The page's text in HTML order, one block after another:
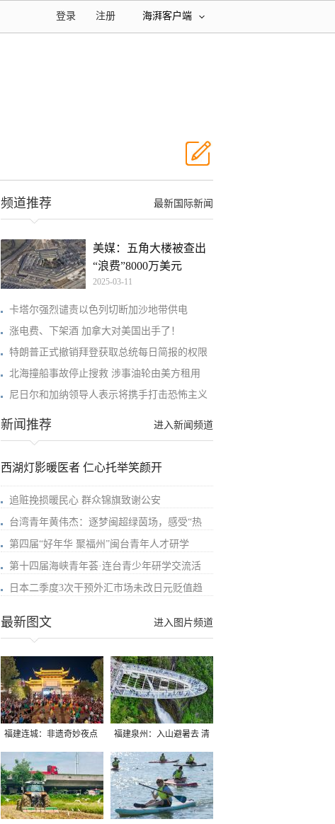
海湃客户端
注册
登录
最新国际新闻
频道推荐
美媒：五角大楼被查出
“浪费”8000万美元
2025-03-11
卡塔尔强烈谴责以色列切断加沙地带供电
涨电费、下架酒 加拿大对美国出手了！
特朗普正式撤销拜登获取总统每日简报的权限
北海撞船事故停止搜救 涉事油轮由美方租用
尼日尔和加纳领导人表示将携手打击恐怖主义
进入新闻频道
新闻推荐
西湖灯影暖医者 仁心托举笑颜开
追赃挽损暖民心 群众锦旗致谢公安
台湾青年黄伟杰：逐梦闽超绿茵场，感受“热
第四届“好年华 聚福州”闽台青年人才研学
第十四届海峡青年荟·连台青少年研学交流活
日本二季度3次干预外汇市场未改日元贬值趋
进入图片频道
最新图文
福建连城：非遗奇妙夜点
亮夏夜
福建泉州：入山避暑去 清
凉好惬意